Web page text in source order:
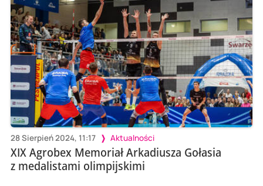
28 Sierpień 2024, 11:17 Aktualności
XIX Agrobex Memoriał Arkadiusza Gołasia
z medalistami olimpijskimi